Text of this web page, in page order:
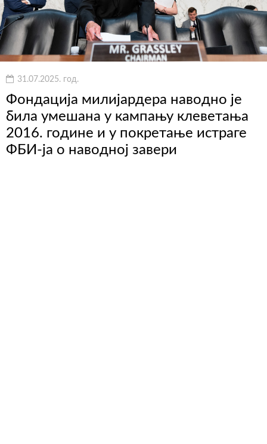
31.07.2025. год.
Фондација милијардера наводно је
била умешана у кампању клеветања
2016. године и у покретање истраге
ФБИ-ја о наводној завери